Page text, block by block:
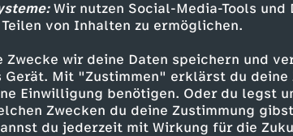
Wir nutzen Social-Media-Tools und
von Inhalten zu ermöglichen.
wir deine Daten speichern und
Mit "Zustimmen" erklärst du deine
Einwilligung benötigen. Oder du legst
Zwecken du deine Zustimmung
du jederzeit mit Wirkung für die
Service
Das ZDF